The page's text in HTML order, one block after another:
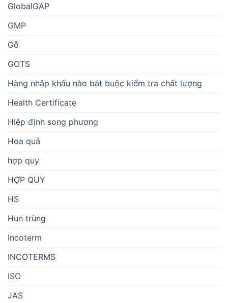
GlobalGAP
GMP
Gỗ
GOTS
Hàng nhập khẩu nào bắt buộc kiểm tra chất lượng
Health Certificate
Hiệp định song phương
Hoa quả
hợp quy
HỢP QUY
HS
Hun trùng
Incoterm
INCOTERMS
ISO
JAS